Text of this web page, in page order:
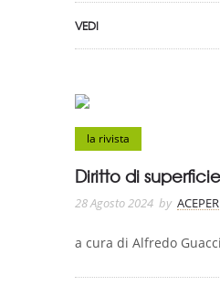
VEDI
la rivista
Diritto di
28 Agosto 2024 by ACEPER
a cura di Alfredo